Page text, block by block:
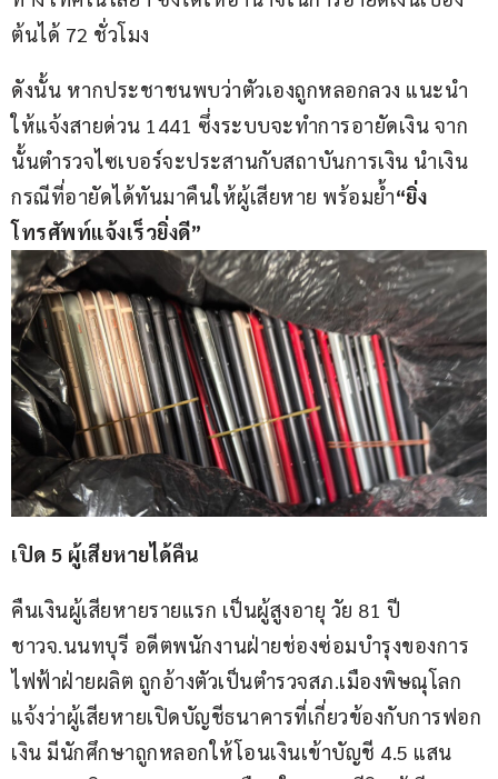
ต้นได้ 72 ชั่วโมง
ดังนั้น หากประชาชนพบว่าตัวเองถูกหลอกลวง แนะนำ
ให้แจ้งสายด่วน 1441 ซึ่งระบบจะทำการอายัดเงิน จาก
นั้นตำรวจไซเบอร์จะประสานกับสถาบันการเงิน นำเงิน
กรณีที่อายัดได้ทันมาคืนให้ผู้เสียหาย พร้อมย้ำ“ยิ่ง
โทรศัพท์แจ้งเร็วยิ่งดี”
เปิด 5 ผู้เสียหายได้คืน
คืนเงินผู้เสียหายรายแรก เป็นผู้สูงอายุ วัย 81 ปี
ชาวจ.นนทบุรี อดีตพนักงานฝ่ายช่องซ่อมบำรุงของการ
ไฟฟ้าฝ่ายผลิต ถูกอ้างตัวเป็นตำรวจสภ.เมืองพิษณุโลก
แจ้งว่าผู้เสียหายเปิดบัญชีธนาคารที่เกี่ยวข้องกับการฟอก
เงิน มีนักศึกษาถูกหลอกให้โอนเงินเข้าบัญชี 4.5 แสน